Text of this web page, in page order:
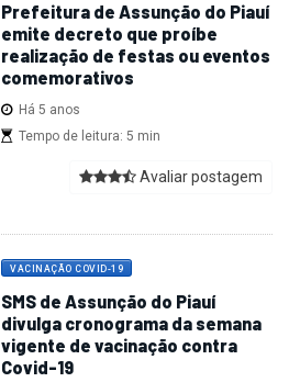
Prefeitura de Assunção do Piauí
emite decreto que proíbe
realização de festas ou eventos
comemorativos
Há 5 anos
Tempo de leitura: 5 min
Avaliar postagem
VACINAÇÃO COVID-19
SMS de Assunção do Piauí
divulga cronograma da semana
vigente de vacinação contra
Covid-19